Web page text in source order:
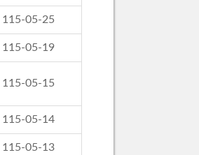
115-05-25
115-05-19
115-05-15
115-05-14
115-05-13